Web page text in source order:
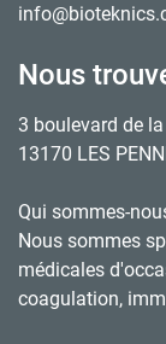
Nous
3 boulevard de
13170 LES
Qui sommes-
Nous sommes
médicales
coagulation,